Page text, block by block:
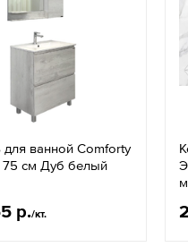
ванной Comforty
75 см Дуб белый
р./кт.